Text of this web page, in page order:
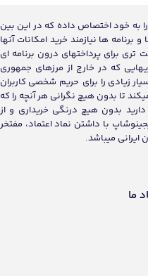
را به خود اختصاص داده که در این بین
و برنامه ها نیازمند خرید امکانات آنها
تری برای پرداختهای درون برنامه ای
که در خارج از مرزهای جمهوری
زیادی را برای حریم شخصی کاربران
تا بدون هیچ نگرانی هر آنچه را که
دارید بدون هیچ درنگی خریداری و از
با داشتن نماد اعتماد، مفتخر
ما